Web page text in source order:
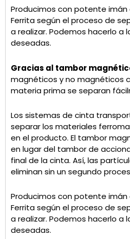
Producimos con potente imán
Ferrita según el proceso de
a realizar. Podemos hacerlo a
deseadas.
Gracias al tambor
magnéticos y no magnéticos
materia prima se separan
Los sistemas de cinta
separar los materiales
en el producto. El tambor
en lugar del tambor de
final de la cinta. Así, las
eliminan sin un segundo
Producimos con potente imán
Ferrita según el proceso de
a realizar. Podemos hacerlo a
deseadas.